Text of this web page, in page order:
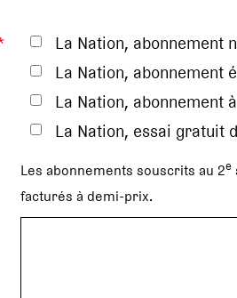
La Nation, abonnement
La Nation, abonnement
La Nation, abonnement
La Nation, essai gratuit
Les abonnements souscrits au 2e
facturés à demi-prix.